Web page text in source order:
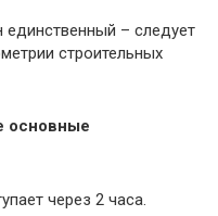
единственный – следует
строительных
основные
через 2 часа.